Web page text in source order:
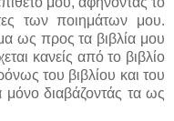
των ποιημάτων μου.
ως προς τα βιβλία μου
κανείς από το βιβλίο
του βιβλίου και του
διαβάζοντάς τα ως